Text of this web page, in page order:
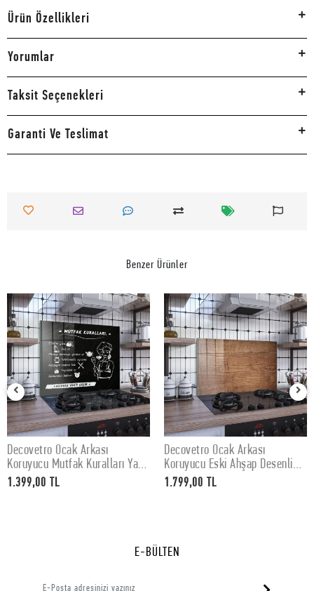
Ürün Özellikleri
Yorumlar
Taksit Seçenekleri
Garanti Ve Teslimat
Benzer Ürünler
SEPETE EKLE
Decovetro Ocak Arkası
Koruyucu Mutfak Kuralları Yazı
Desenli 60x52Cm
1.399,00 TL
SEPETE EKLE
Decovetro Ocak Arkası
Koruyucu Eski Ahşap Desenli
76x50cm
1.799,00 TL
E-BÜLTEN